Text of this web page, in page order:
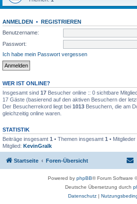
ANMELDEN • REGISTRIEREN
Benutzername:
Passwort:
Ich habe mein Passwort vergessen
WER IST ONLINE?
Insgesamt sind 17 Besucher online :: 0 sichtbare
17 Gäste (basierend auf den aktiven Besuchern der
Der Besucherrekord liegt bei 1013 Besuchern, die am
gleichzeitig online waren.
STATISTIK
Beiträge insgesamt 1 • Themen insgesamt 1 •
Mitglied: KevinGralk
Startseite Foren-Übersicht
Powered by phpBB® Forum Software
Deutsche Übersetzung durch
Datenschutz|